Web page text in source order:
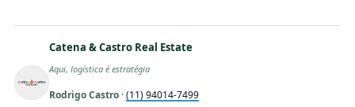
Catena & Castro Real Estate
Aqui, logística é estratégia
Rodrigo Castro ·(11) 94014-7499